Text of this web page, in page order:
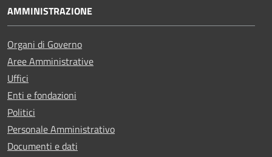
AMMINISTRAZIONE
Organi di Governo
Aree Amministrative
Uffici
Enti e fondazioni
Politici
Personale Amministrativo
Documenti e dati